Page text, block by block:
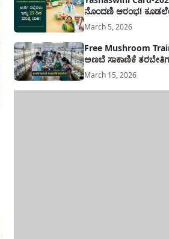
ನೊಂದಣಿ ಆರಂಭ!
March 5, 2026
Free Mushroom
ಅಣಬೆ ಸಾಕಾಣಿಕೆ
March 15, 2026